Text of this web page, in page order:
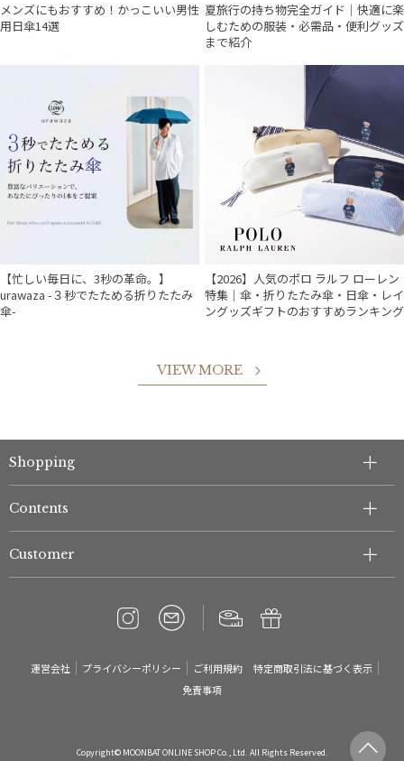
メンズにもおすすめ！かっこいい男性
用日傘14選
夏旅行の持ち物完全ガイド｜快適に楽
しむための服装・必需品・便利グッズ
まで紹介
【忙しい毎日に、3秒の革命。】
urawaza -３秒でたためる折りたたみ
傘-
【2026】人気のポロ ラルフ ローレン
特集｜傘・折りたたみ傘・日傘・レイ
ングッズギフトのおすすめランキング
VIEW MORE
Shopping
Contents
Customer
運営会社 プライバシーポリシー ご利用規約
特定商取引法に基づく表示
免責事項
Copyright© MOONBAT ONLINE SHOP Co., Ltd. All Rights Reserved.